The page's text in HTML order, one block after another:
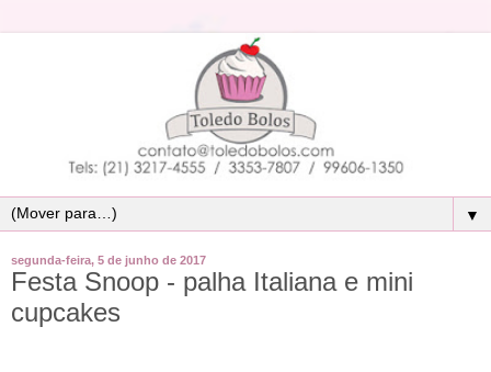
▼
segunda-feira, 5 de junho de 2017
Festa Snoop - palha Italiana e mini
cupcakes